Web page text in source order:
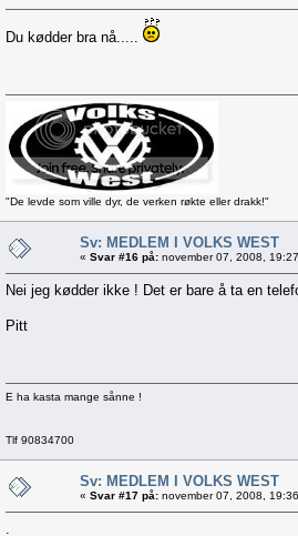
Du kødder bra nå.....
"De levde som ville dyr, de verken røkte eller drakk!"
Sv: MEDLEM I VOLKS WEST
« Svar #16 på: november 07, 2008,
Nei jeg kødder ikke ! Det er bare å ta en
Pitt
E ha kasta mange sånne !
Tlf 90834700
Sv: MEDLEM I VOLKS WEST
« Svar #17 på: november 07, 2008,